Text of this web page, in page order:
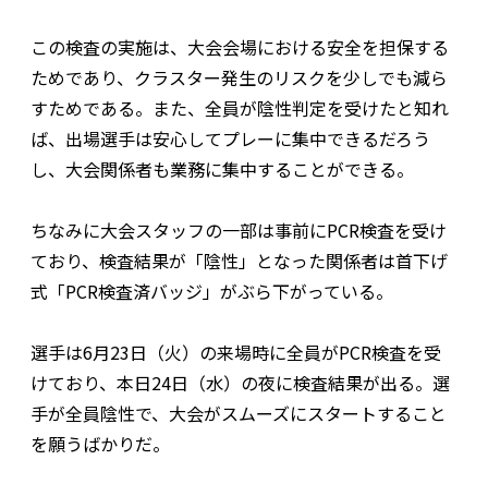
この検査の実施は、大会会場における安全を担保する
ためであり、クラスター発生のリスクを少しでも減ら
すためである。また、全員が陰性判定を受けたと知れ
ば、出場選手は安心してプレーに集中できるだろう
し、大会関係者も業務に集中することができる。
ちなみに大会スタッフの一部は事前にPCR検査を受け
ており、検査結果が「陰性」となった関係者は首下げ
式「PCR検査済バッジ」がぶら下がっている。
選手は6月23日（火）の来場時に全員がPCR検査を受
けており、本日24日（水）の夜に検査結果が出る。選
手が全員陰性で、大会がスムーズにスタートすること
を願うばかりだ。